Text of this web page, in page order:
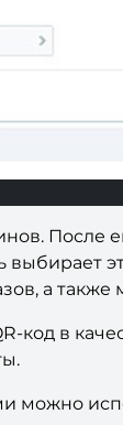
После
а также
код в
можно